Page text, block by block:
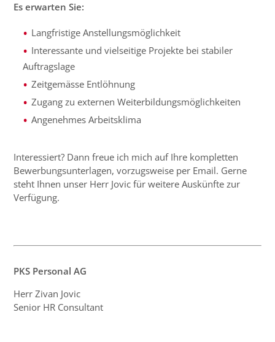
Es erwarten Sie:
Langfristige Anstellungsmöglichkeit
Interessante und vielseitige Projekte bei stabiler
Auftragslage
Zeitgemässe Entlöhnung
Zugang zu externen Weiterbildungsmöglichkeiten
Angenehmes Arbeitsklima
Interessiert? Dann freue ich mich auf Ihre kompletten
Bewerbungsunterlagen, vorzugsweise per Email. Gerne
steht Ihnen unser Herr Jovic für weitere Auskünfte zur
Verfügung.
PKS Personal AG
Herr Zivan Jovic
Senior HR Consultant